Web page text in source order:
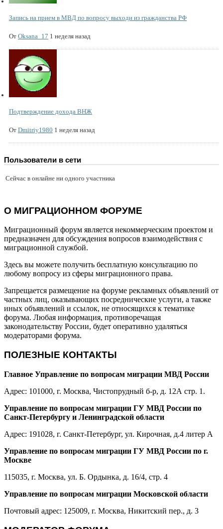
Запись на прием в МВД по вопросу выходи из гражданства РФ
От Oksana_17 1 неделя назад
Подтверждение дохода ВНЖ
От Dmitriy1980 1 неделя назад
Пользователи в сети
Сейчас в онлайне ни одного участника
О МИГРАЦИОННОМ ФОРУМЕ
Миграционный форум является некоммерческим проектом и
предназначен для обсуждения вопросов взаимодействия с
миграционной службой.
Здесь вы можете получить бесплатную консультацию по
любому вопросу из сферы миграционного права.
Запрещается размещение на форуме рекламных объявлений от
частных лиц, оказывающих посреднические услуги, а также
иных объявлений и ссылок, не относящихся к тематике
форума. Любая информация, противоречащая
законодательству России, будет оперативно удаляться
модераторами форума.
ПОЛЕЗНЫЕ КОНТАКТЫ
Главное Управление по вопросам миграции МВД России
Адрес: 101000, г. Москва, Чистопрудный б-р, д. 12А стр. 1.
Управление по вопросам миграции ГУ МВД России по
Санкт-Петербургу и Ленинградской области
Адрес: 191028, г. Санкт-Петербург, ул. Кирочная, д.4 литер А
Управление по вопросам миграции ГУ МВД России по г.
Москве
115035, г. Москва, ул. Б. Ордынка, д. 16/4, стр. 4
Управление по вопросам миграции Московской области
Почтовый адрес: 125009, г. Москва, Никитский пер., д. 3